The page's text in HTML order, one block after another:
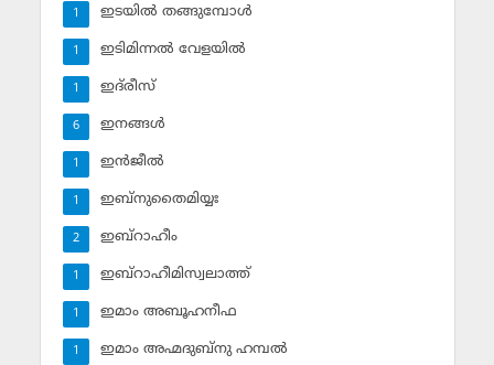
ഇടയില്‍ തങ്ങുമ്പോള്‍
1
ഇടിമിന്നല്‍ വേളയില്‍
1
ഇദ്‌രീസ്‌
1
ഇനങ്ങള്‍
6
ഇന്‍ജീല്‍
1
ഇബ്‌നുതൈമിയ്യഃ
1
ഇബ്‌റാഹീം
2
ഇബ്‌റാഹീമിസ്വലാത്ത്
1
ഇമാം അബൂഹനീഫ
1
ഇമാം അഹ്മദുബ്‌നു ഹമ്പല്‍
1